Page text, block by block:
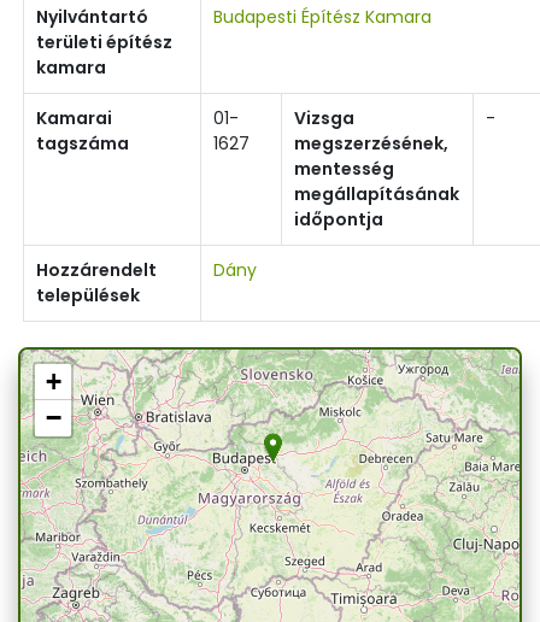
Nyilvántartó
területi építész
kamara
Budapesti Építész Kamara
Kamarai
tagszáma
01-
1627
Vizsga
megszerzésének,
mentesség
megállapításának
időpontja
-
Hozzárendelt
települések
Dány
+
−